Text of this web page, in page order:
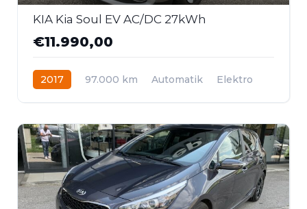
KIA Kia Soul EV AC/DC 27kWh
€11.990,00
2017 97.000 km Automatik
Elektro